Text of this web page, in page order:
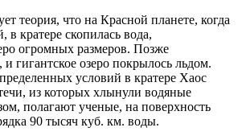
теория, что на Красной планете, когда
в кратере скопилась вода,
огромных размеров. Позже
и гигантское озеро покрылось льдом.
условий в кратере Хаос
из которых хлынули водяные
полагают ученые, на поверхность
90 тысяч куб. км. воды.